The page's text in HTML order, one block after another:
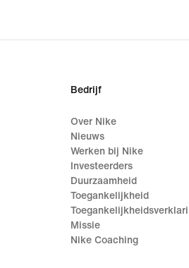
Bedrijf
Over Nike
Nieuws
Werken bij Nike
Investeerders
Duurzaamheid
Toegankelijkheid
Missie
Nike Coaching